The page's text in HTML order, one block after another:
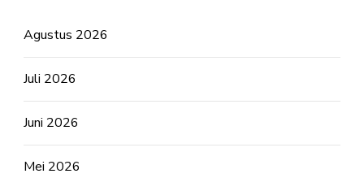
Agustus 2026
Juli 2026
Juni 2026
Mei 2026